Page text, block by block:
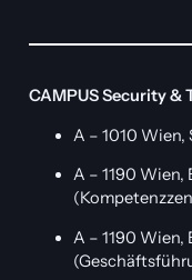
CAMPUS Security &
A – 1010
A – 1190 Wien,
A – 1190 Wien,